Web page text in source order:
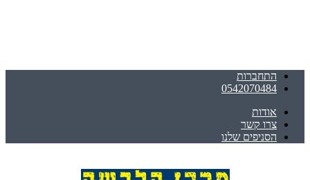
התחברות
0542070484
אודות
צרו קשר
הסניפים שלנו